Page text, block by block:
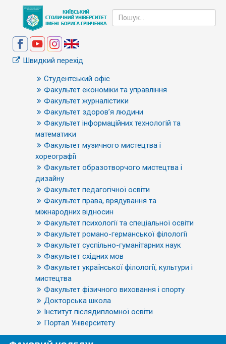
Швидкий перехід
Студентський офіс
Факультет економіки та управління
Факультет журналістики
Факультет здоров’я людини
Факультет інформаційних технологій та
математики
Факультет музичного мистецтва і
хореографії
Факультет образотворчого мистецтва і
дизайну
Факультет педагогічної освіти
Факультет права, врядування та
міжнародних відносин
Факультет психології та спеціальної освіти
Факультет романо-германської філології
Факультет суспільно-гуманітарних наук
Факультет східних мов
Факультет української філології, культури і
мистецтва
Факультет фізичного виховання і спорту
Докторська школа
Інститут післядипломної освіти
Портал Університету